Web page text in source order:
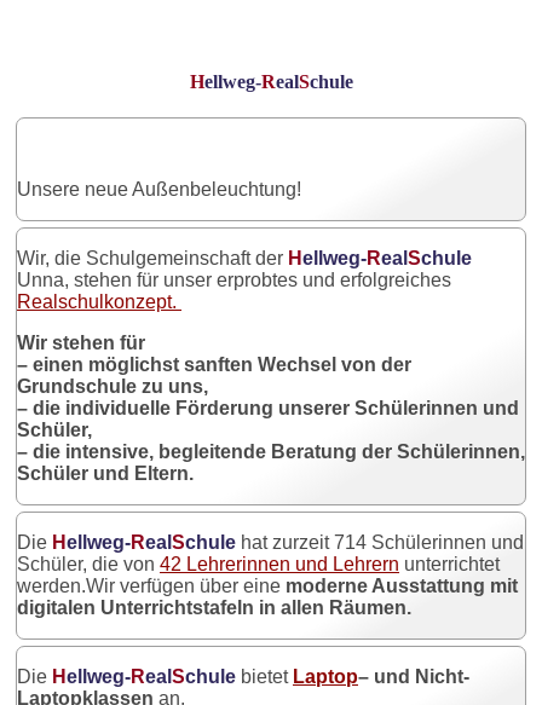
Hellweg-RealSchule
Unsere neue Außenbeleuchtung!
Wir, die Schulgemeinschaft der Hellweg-Real Schule
Unna, stehen für unser erprobtes und erfolgreiches
Realschulkonzept.
Wir stehen für
– einen möglichst sanften Wechsel von der
Grundschule zu uns,
– die individuelle Förderung unserer Schülerinnen und
Schüler,
– die intensive, begleitende Beratung der Schülerinnen,
Schüler und Eltern.
Die Hellweg-Real Schule hat zurzeit 714 Schülerinnen und
Schüler, die von 42 Lehrerinnen und Lehrern unterrichtet
werden.Wir verfügen über eine moderne Ausstattung mit
digitalen Unterrichtstafeln in allen Räumen.
Die Hellweg-Real Schule bietet Laptop– und Nicht-
Laptopklassen an.